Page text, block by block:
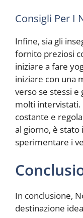
Consigli Per I
Infine, sia gli
fornito preziosi
iniziare a fare
iniziare con una
verso se stessi e
molti intervistati.
costante e
al giorno, è
sperimentare i
In conclusione,
destinazione